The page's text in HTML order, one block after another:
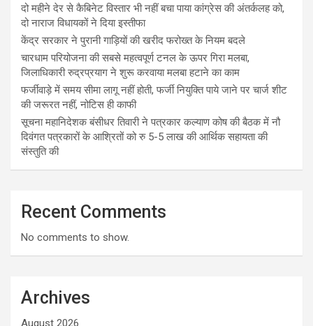
दो महीने देर से कैबिनेट विस्तार भी नहीं बचा पाया कांग्रेस की अंतर्कलह को,
दो नाराज विधायकों ने दिया इस्तीफा
केंद्र सरकार ने पुरानी गाड़ियों की खरीद फरोख्त के नियम बदले
चारधाम परियोजना की सबसे महत्वपूर्ण टनल के ऊपर गिरा मलबा,
जिलाधिकारी रुद्रप्रयाग ने शुरू करवाया मलबा हटाने का काम
फर्जीवाड़े में समय सीमा लागू नहीं होती, फर्जी नियुक्ति पाये जाने पर चार्ज शीट
की जरूरत नहीं, नोटिस ही काफी
सूचना महानिदेशक बंसीधर तिवारी ने पत्रकार कल्याण कोष की बैठक में नौ
दिवंगत पत्रकारों के आश्रितों को रु 5-5 लाख की आर्थिक सहायता की
संस्तुति की
Recent Comments
No comments to show.
Archives
August 2026